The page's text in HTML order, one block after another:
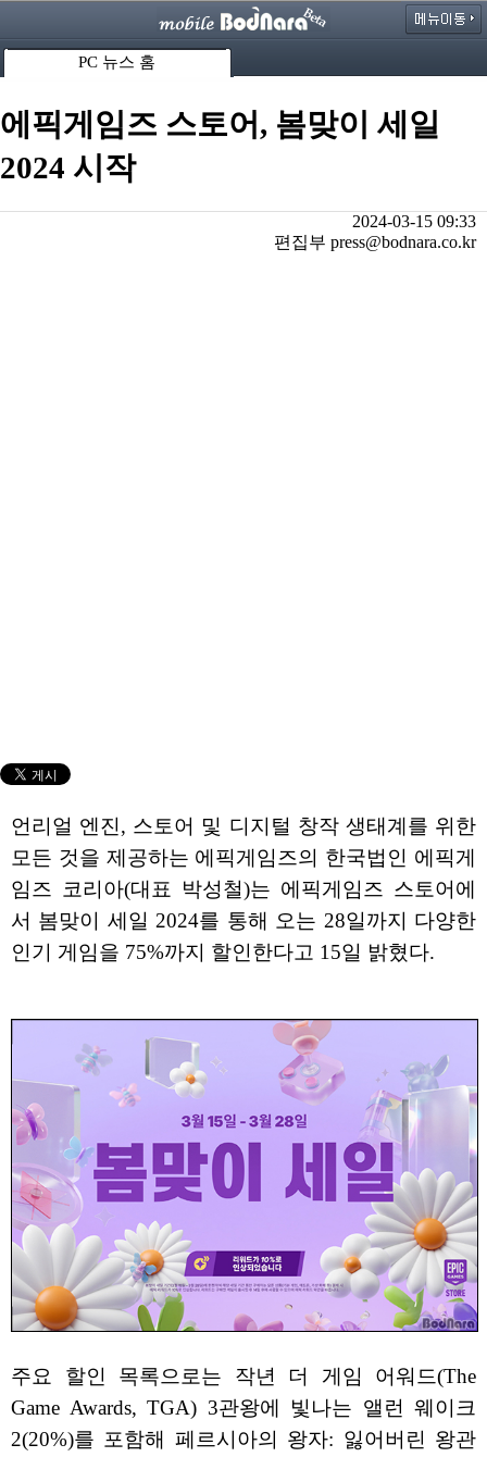
PC 뉴스 홈
에픽게임즈 스토어, 봄맞이 세일
2024 시작
2024-03-15 09:33
편집부 press@bodnara.co.kr
언리얼 엔진, 스토어 및 디지털 창작 생태계를 위한
모든 것을 제공하는 에픽게임즈의 한국법인 에픽게
임즈 코리아(대표 박성철)는 에픽게임즈 스토어에
서 봄맞이 세일 2024를 통해 오는 28일까지 다양한
인기 게임을 75%까지 할인한다고 15일 밝혔다.
주요 할인 목록으로는 작년 더 게임 어워드(The
Game Awards, TGA) 3관왕에 빛나는 앨런 웨이크
2(20%)를 포함해 페르시아의 왕자: 잃어버린 왕관